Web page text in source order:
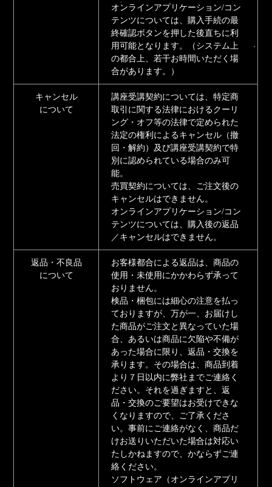
オンラインアプリケーション/コン
テンツについては、購入手続の最
終確認ボタンを押した後直ちに利
用可能となります。（システム上
の都合上、若干お時間いただく場
合があります。）
キャンセル
について
講座受講契約については、特定商
取引に関する法律におけるクーリ
ング・オフ等の法律で定められた
法定の権利によるキャンセル（撤
回・解約）及び講座受講契約で特
別に認められている場合のみ可
能。
売買契約については、ご注文後の
キャンセルはできません。
オンラインアプリケーション/コン
テンツについては、購入後の返品
／キャンセルはできません。
返品・不良品
について
お客様都合による返品は、商品の
使用・未使用にかかわらず承って
おりません。
検品・梱包には細心の注意を払っ
ておりますが、万が一、お届けし
た商品がご注文と異なっていた場
合、あるいは商品に欠陥や不備が
あった場合に限り、返品・交換を
承ります。その場合は、商品到着
より７日以内に弊社までご連絡く
ださい。それを過ぎますと、返
品・交換のご要望はお受けできな
くなりますので、ご了承くださ
い。事前にご連絡がなく、商品だ
けお送りいただいた場合は対応い
たしかねますので、かならずご連
絡ください。
ソフトウェア（オンラインアプリ